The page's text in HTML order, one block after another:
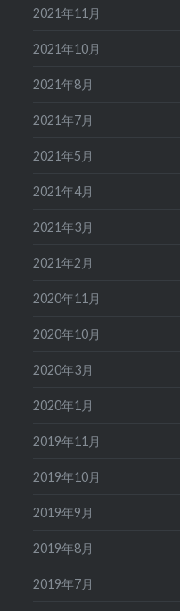
2021年11月
2021年10月
2021年8月
2021年7月
2021年5月
2021年4月
2021年3月
2021年2月
2020年11月
2020年10月
2020年3月
2020年1月
2019年11月
2019年10月
2019年9月
2019年8月
2019年7月